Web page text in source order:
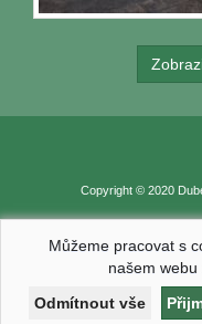
Copyright © 2020
Můžeme pracovat s
našem webu